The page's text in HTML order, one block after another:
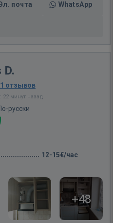
почта WhatsApp
D.
отзывов
22 минут назад
русски
12-15€/час
+48